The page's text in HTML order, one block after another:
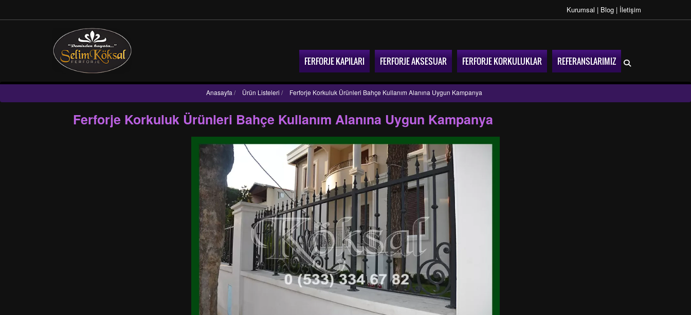
Kurumsal | Blog | İletişim
FERFORJE KAPILARI FERFORJE AKSESUAR FERFORJE KORKULUKLAR REFERANSLARIMIZ
Anasayfa / Ürün Listeleri / Ferforje Korkuluk Ürünleri Bahçe Kullanım Alanına Uygun Kampanya
Ferforje Korkuluk Ürünleri Bahçe Kullanım Alanına Uygun Kampanya